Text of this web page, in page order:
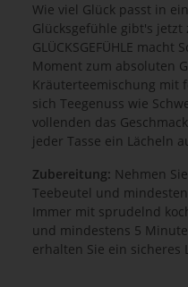
Wie viel Glück passt in
Glücksgefühle gibt's
GLÜCKSGEFÜHLE
Moment zum absoluten
Kräuterteemischung mit
sich Teegenuss wie
vollenden das
jeder Tasse ein Lächeln
Zubereitung: Nehmen
Teebeutel und
Immer mit sprudelnd
und mindestens 5
erhalten Sie ein sicheres